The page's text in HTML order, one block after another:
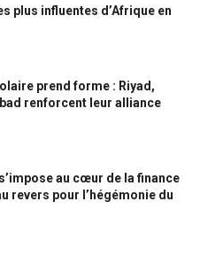
plus influentes d’Afrique en
prend forme : Riyad,
renforcent leur alliance
au cœur de la finance
revers pour l’hégémonie du